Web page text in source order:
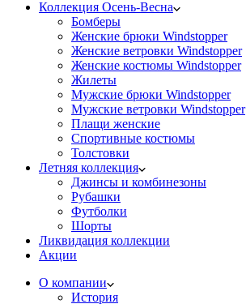
Коллекция Осень-Весна
Бомберы
Женские брюки Windstopper
Женские ветровки Windstopper
Женские костюмы Windstopper
Жилеты
Мужские брюки Windstopper
Мужские ветровки Windstopper
Плащи женские
Спортивные костюмы
Толстовки
Летняя коллекция
Джинсы и комбинезоны
Рубашки
Футболки
Шорты
Ликвидация коллекции
Акции
О компании
История